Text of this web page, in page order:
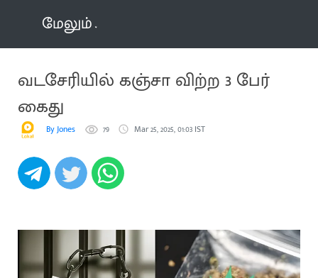
மேலும்
வடசேரியில் கஞ்சா விற்ற 3 பேர்
கைது
By Jones 79 Mar 25, 2025, 01:03 IST